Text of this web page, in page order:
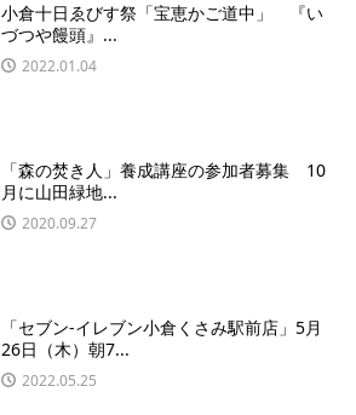
小倉十日ゑびす祭「宝恵かご道中」 『い
づつや饅頭』...
2022.01.04
「森の焚き人」養成講座の参加者募集 10
月に山田緑地...
2020.09.27
「セブン-イレブン小倉くさみ駅前店」5月
26日（木）朝7...
2022.05.25